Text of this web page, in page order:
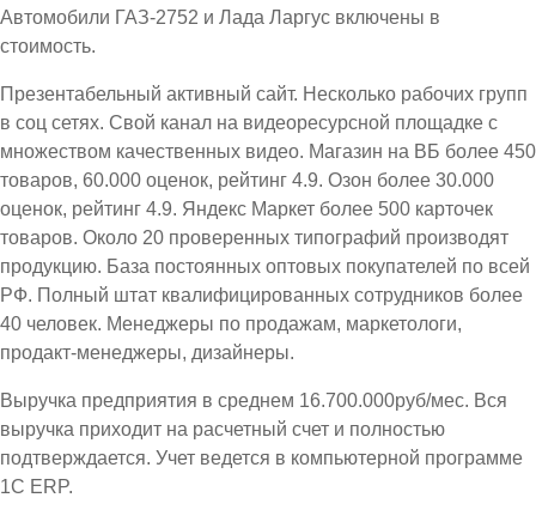
Автомобили ГАЗ-2752 и Лада Ларгус включены в
стоимость.
Презентабельный активный сайт. Несколько рабочих групп
в соц сетях. Свой канал на видеоресурсной площадке с
множеством качественных видео. Магазин на ВБ более 450
товаров, 60.000 оценок, рейтинг 4.9. Озон более 30.000
оценок, рейтинг 4.9. Яндекс Маркет более 500 карточек
товаров. Около 20 проверенных типографий производят
продукцию. База постоянных оптовых покупателей по всей
РФ. Полный штат квалифицированных сотрудников более
40 человек. Менеджеры по продажам, маркетологи,
продакт-менеджеры, дизайнеры.
Выручка предприятия в среднем 16.700.000руб/мес. Вся
выручка приходит на расчетный счет и полностью
подтверждается. Учет ведется в компьютерной программе
1С ЕRP.